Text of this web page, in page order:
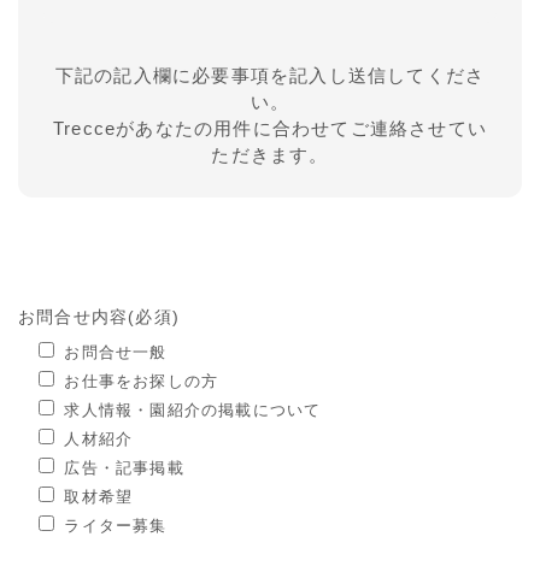
下記の記入欄に必要事項を記入し送信してくださ
い。
Trecceがあなたの用件に合わせてご連絡させてい
ただきます。
お問合せ内容(必須)
お問合せ一般
お仕事をお探しの方
求人情報・園紹介の掲載について
人材紹介
広告・記事掲載
取材希望
ライター募集